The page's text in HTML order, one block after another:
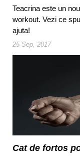
Teacrina este un
workout. Vezi ce
ajuta!
25 Sep, 2017
Cat de fortos